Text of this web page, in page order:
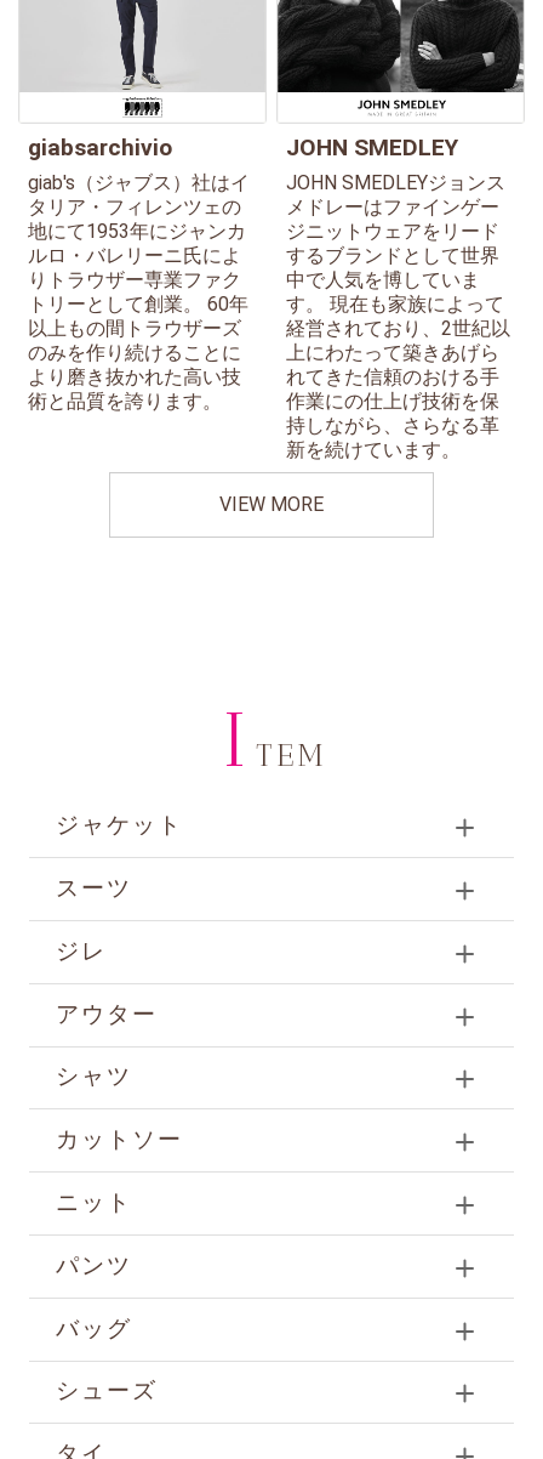
giabsarchivio
giab's（ジャブス）社はイ
タリア・フィレンツェの
地にて1953年にジャンカ
ルロ・バレリーニ氏によ
りトラウザー専業ファク
トリーとして創業。 60年
以上もの間トラウザーズ
のみを作り続けることに
より磨き抜かれた高い技
術と品質を誇ります。
JOHN SMEDLEY
JOHN SMEDLEYジョンス
メドレーはファインゲー
ジニットウェアをリード
するブランドとして世界
中で人気を博していま
す。 現在も家族によって
経営されており、2世紀以
上にわたって築きあげら
れてきた信頼のおける手
作業にの仕上げ技術を保
持しながら、さらなる革
新を続けています。
VIEW MORE
I TEM
ジャケット
スーツ
ジレ
アウター
シャツ
カットソー
ニット
パンツ
バッグ
シューズ